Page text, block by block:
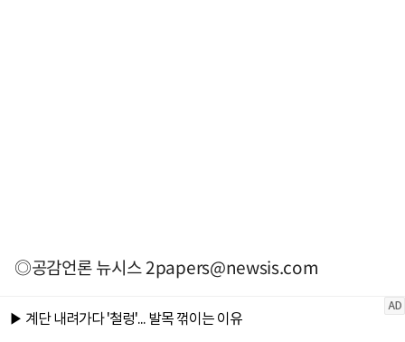
◎공감언론 뉴시스2papers@newsis.com